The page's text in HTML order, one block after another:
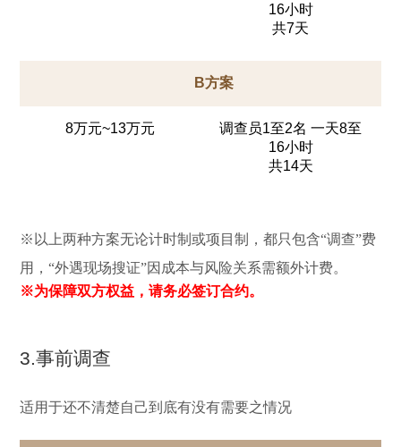
16小时
共7天
B方案
8万元~13万元
调查员1至2名 一天8至
16小时
共14天
※以上两种方案无论计时制或项目制，都只包含“调查”费
用，“外遇现场搜证”因成本与风险关系需额外计费。
※为保障双方权益，请务必签订合约。
3.事前调查
适用于还不清楚自己到底有没有需要之情况